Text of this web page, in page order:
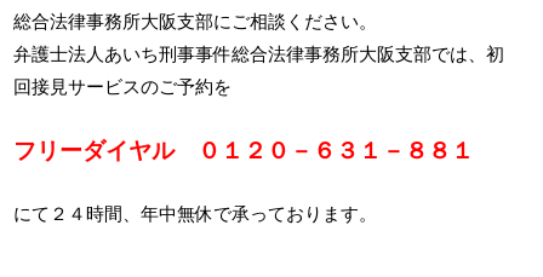
総合法律事務所大阪支部にご相談ください。
弁護士法人あいち刑事事件総合法律事務所大阪支部では、初
回接見サービスのご予約を
フリーダイヤル ０１２０－６３１－８８１
にて２４時間、年中無休で承っております。